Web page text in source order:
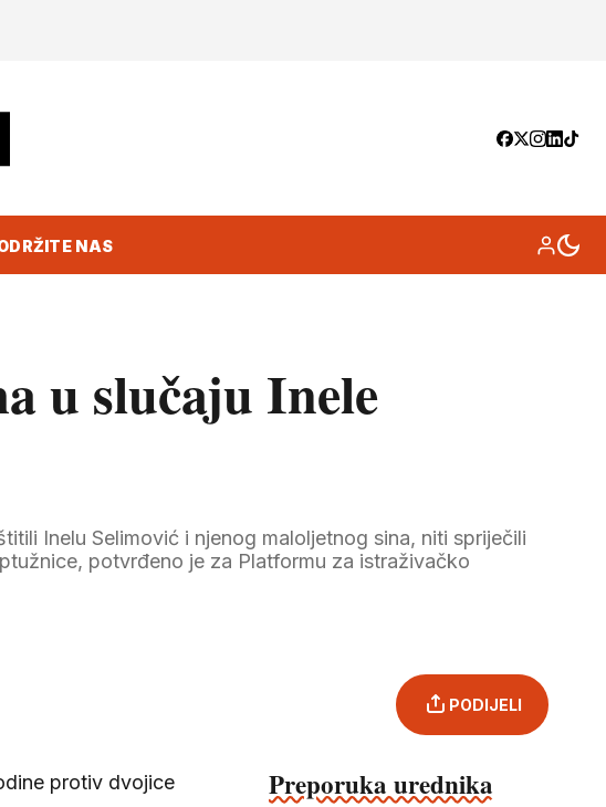
NAS
u slučaju Inele
Inelu Selimović i njenog maloljetnog sina, niti spriječili
potvrđeno je za Platformu za istraživačko
PODIJELI
protiv dvojice
Preporuka urednika